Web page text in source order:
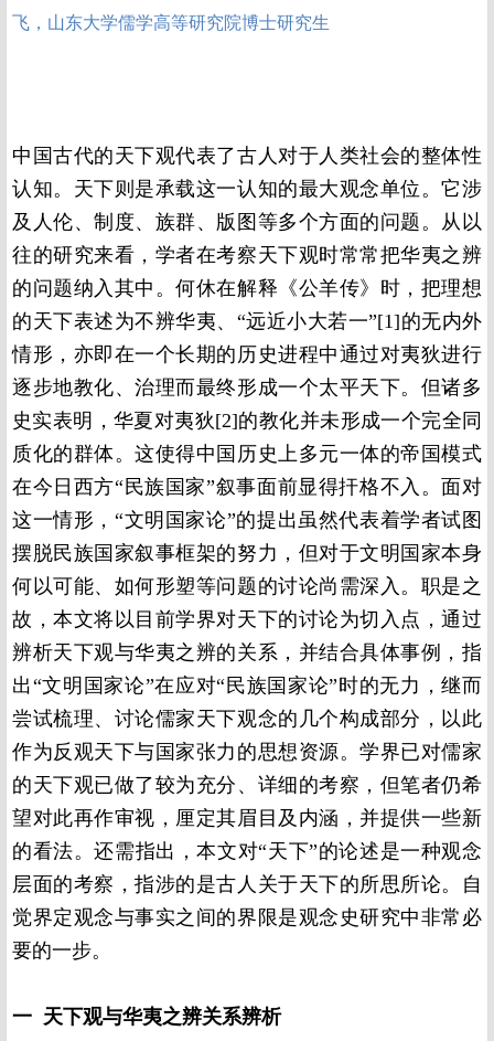
飞， 山东大学儒学高等研究院博士研究生
中国古代的天下观代表了古人对于人类社会的整体性
认知。天下则是承载这一认知的最大观念单位。它涉
及人伦、制度、族群、版图等多个方面的问题。从以
往的研究来看，学者在考察天下观时常常把华夷之辨
的问题纳入其中。何休在解释《公羊传》时，把理想
的天下表述为不辨华夷、“远近小大若一”[1]的无内外
情形，亦即在一个长期的历史进程中通过对夷狄进行
逐步地教化、治理而最终形成一个太平天下。但诸多
史实表明，华夏对夷狄[2]的教化并未形成一个完全同
质化的群体。这使得中国历史上多元一体的帝国模式
在今日西方“民族国家”叙事面前显得扞格不入。面对
这一情形，“文明国家论”的提出虽然代表着学者试图
摆脱民族国家叙事框架的努力，但对于文明国家本身
何以可能、如何形塑等问题的讨论尚需深入。职是之
故，本文将以目前学界对天下的讨论为切入点，通过
辨析天下观与华夷之辨的关系，并结合具体事例，指
出“文明国家论”在应对“民族国家论”时的无力，继而
尝试梳理、讨论儒家天下观念的几个构成部分，以此
作为反观天下与国家张力的思想资源。学界已对儒家
的天下观已做了较为充分、详细的考察，但笔者仍希
望对此再作审视，厘定其眉目及内涵，并提供一些新
的看法。还需指出，本文对“天下”的论述是一种观念
层面的考察，指涉的是古人关于天下的所思所论。自
觉界定观念与事实之间的界限是观念史研究中非常必
要的一步。
一 天下观与华夷之辨关系辨析